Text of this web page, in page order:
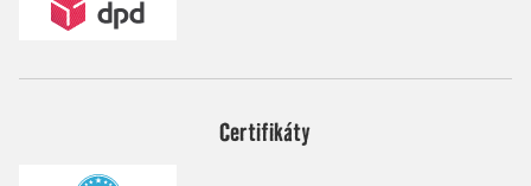
Certifikáty